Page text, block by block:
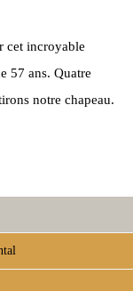
cet incroyable
57 ans. Quatre
notre chapeau.